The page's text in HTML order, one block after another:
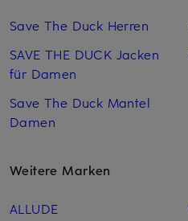
Save The Duck Herren
SAVE THE DUCK Jacken
für Damen
Save The Duck Mantel
Damen
Weitere Marken
ALLUDE